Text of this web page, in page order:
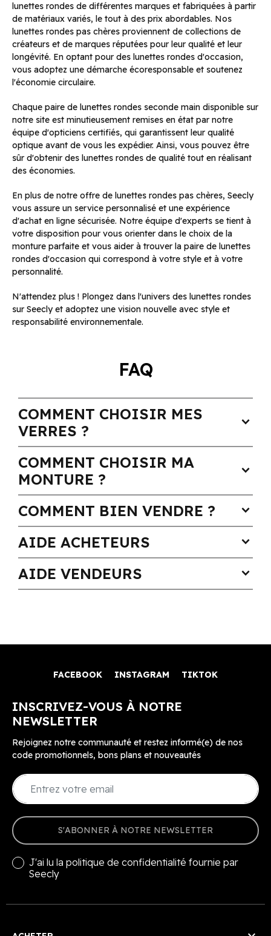
lunettes rondes de différentes marques et fabriquées à partir
de matériaux variés, le tout à des prix abordables. Nos
lunettes rondes pas chères proviennent de collections de
créateurs et de marques réputées pour leur qualité et leur
longévité. En optant pour des lunettes rondes d'occasion,
vous adoptez une démarche écoresponsable et soutenez
l'économie circulaire.
Chaque paire de lunettes rondes seconde main disponible sur
notre site est minutieusement remises en état par notre
équipe d'opticiens certifiés, qui garantissent leur qualité
optique avant de vous les expédier. Ainsi, vous pouvez être
sûr d'obtenir des lunettes rondes de qualité tout en réalisant
des économies.
En plus de notre offre de lunettes rondes pas chères, Seecly
vous assure un service personnalisé et une expérience
d'achat en ligne sécurisée. Notre équipe d'experts se tient à
votre disposition pour vous orienter dans le choix de la
monture parfaite et vous aider à trouver la paire de lunettes
rondes d'occasion qui correspond à votre style et à votre
personnalité.
N'attendez plus ! Plongez dans l'univers des lunettes rondes
sur Seecly et adoptez une vision nouvelle avec style et
responsabilité environnementale.
FAQ
COMMENT CHOISIR MES
VERRES ?
expand_more
COMMENT CHOISIR MA
MONTURE ?
expand_more
COMMENT BIEN VENDRE ? expand_more
AIDE ACHETEURS expand_more
AIDE VENDEURS expand_more
FACEBOOK INSTAGRAM TIKTOK
INSCRIVEZ-VOUS À NOTRE
NEWSLETTER
Rejoignez notre communauté et restez informé(e) de nos
code promotionnels, bons plans et nouveautés
S'ABONNER À NOTRE NEWSLETTER
J'ai lu la politique de confidentialité fournie par
Seecly